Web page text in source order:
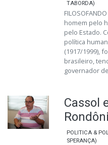
TABORDA)
homem pelo
pelo Estado.
política
(1917/1999),
brasileiro,
governador
Cassol
POLITICA &
SPERANÇA)